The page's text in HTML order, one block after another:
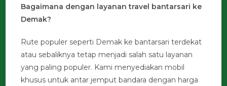
Bagaimana dengan layanan travel bantarsari ke
Demak?
Rute populer seperti Demak ke bantarsari terdekat
atau sebaliknya tetap menjadi salah satu layanan
yang paling populer. Kami menyediakan mobil
khusus untuk antar jemput bandara dengan harga